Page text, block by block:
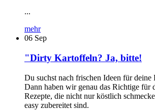
...
mehr
06 Sep
"Dirty Kartoffeln? Ja, bitte!
Du suchst nach frischen Ideen für deine
Dann haben wir genau das Richtige für
Rezepte, die nicht nur köstlich
easy zubereitet sind.